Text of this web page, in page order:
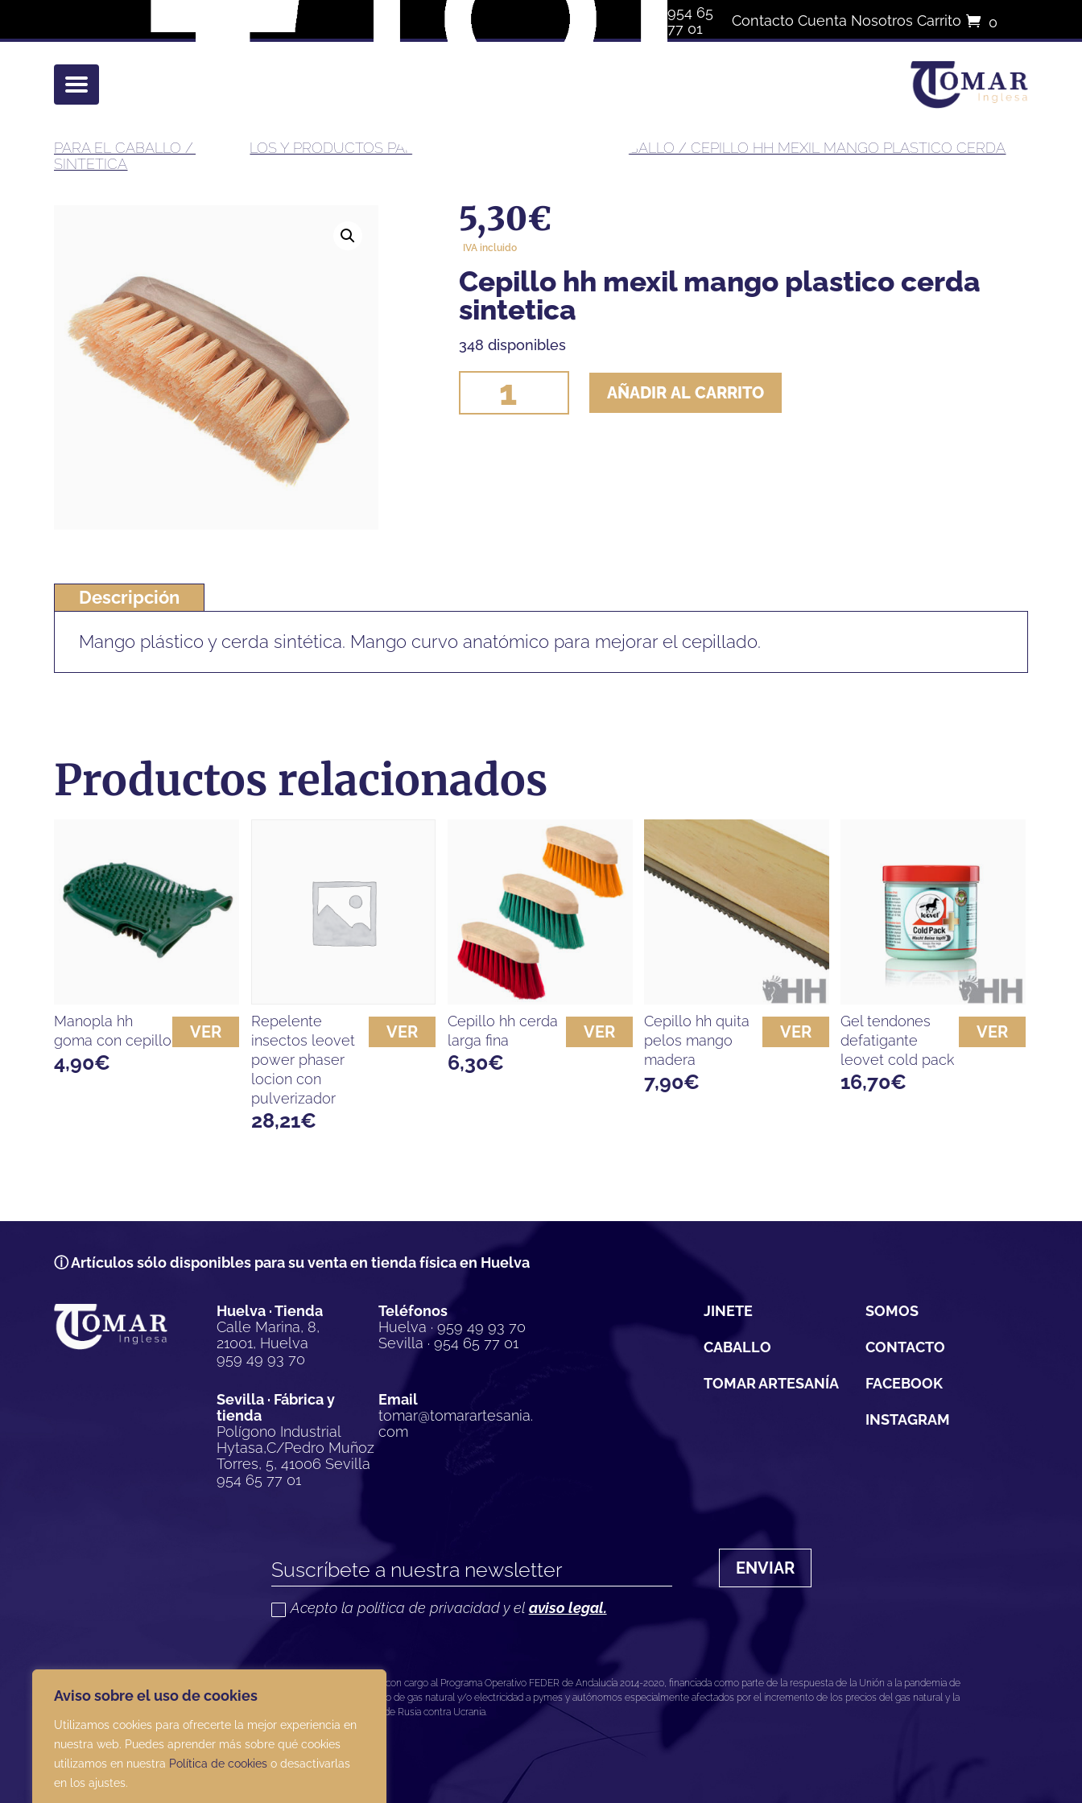
Aviso sobre el uso de cookies
Utilizamos cookies para ofrecerte la mejor experiencia en
nuestra web. Puedes aprender más sobre qué cookies
utilizamos en nuestra Política de cookies o desactivarlas
en los ajustes.
954 65
77 01
Contacto Cuenta Nosotros Carrito
0
elementos
PARA EL CABALLO / ARTÍCULOS Y PRODUCTOS PARA LIMPIEZA Y CUIDADO DEL CABALLO / CEPILLO HH MEXIL MANGO PLASTICO CERDA
SINTETICA
5,30€
IVA incluido
cepillo hh mexil mango plastico cerda
sintetica
348 disponibles
CEPILLO
AÑADIR AL CARRITO
Descripción
Mango plástico y cerda sintética. Mango curvo anatómico para mejorar el cepillado.
Productos relacionados
manopla hh
goma con cepillo
4,90€
VER
repelente
insectos leovet
power phaser
locion con
pulverizador
28,21€
VER
cepillo hh cerda
larga fina
6,30€
VER
cepillo hh quita
pelos mango
madera
7,90€
VER
gel tendones
defatigante
leovet cold pack
16,70€
VER
ⓘ Artículos sólo disponibles para su venta en tienda física en Huelva
Huelva · Tienda
Calle Marina, 8,
21001, Huelva
959 49 93 70
Sevilla · Fábrica y
tienda
Polígono Industrial
Hytasa,C/Pedro Muñoz
Torres, 5, 41006 Sevilla
954 65 77 01
Teléfonos
Huelva · 959 49 93 70
Sevilla · 954 65 77 01
Email
tomar@tomarartesania.
com
JINETE
CABALLO
TOMAR ARTESANÍA
SOMOS
CONTACTO
FACEBOOK
INSTAGRAM
Acepto la política de privacidad y el aviso legal.
ENVIAR
TOMAR ARTESANÍA ha recibido una ayuda de la Unión Europea con cargo al Programa Operativo FEDER de Andalucía 2014-2020, financiada como parte de la respuesta de la Unión a la pandemia de
COVID-19 (REACT-UE), para compensar el sobrecoste energético de gas natural y/o electricidad a pymes y autónomos especialmente afectados por el incremento de los precios del gas natural y la
electricidad provocados por el impacto de la guerra de agresión de Rusia contra Ucrania.